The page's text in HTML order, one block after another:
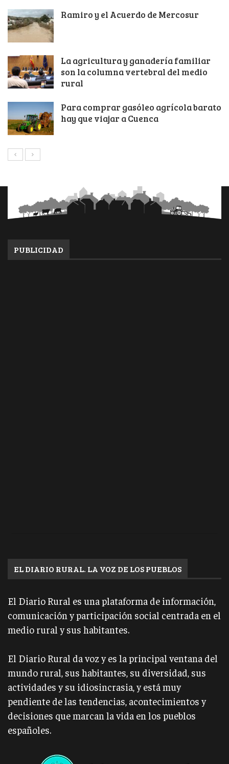
Ramiro y el Acuerdo de Mercosur
La agricultura y ganadería familiar
son la columna vertebral del medio
rural
Para comprar gasóleo agrícola barato
hay que viajar a Cuenca
PUBLICIDAD
EL DIARIO RURAL. LA VOZ DE LOS PUEBLOS
El Diario Rural es una plataforma de información,
comunicación y participación social centrada en el
medio rural y sus habitantes.
El Diario Rural da voz y es la principal ventana del
mundo rural, sus habitantes, su diversidad, sus
actividades y su idiosincrasia, y está muy
pendiente de las tendencias, acontecimientos y
decisiones que marcan la vida en los pueblos
españoles.